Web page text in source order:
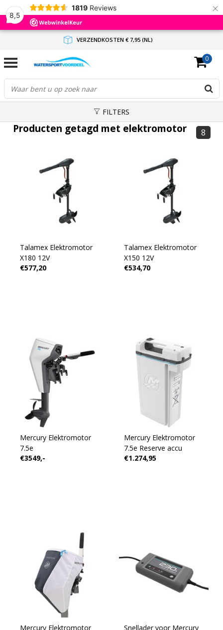
8,5
1819 Reviews ×
VERZENDKOSTEN € 7,95 (NL)
GRATIS VERZENDING(NL) VANAF € 65,-
BINNEN 1-3 WERKDAGEN ANTWOORD
0
FILTERS
Producten getagd met elektromotor 8
Talamex Elektromotor
X180 12V
€577,20
Talamex Elektromotor
X150 12V
€534,70
Mercury Elektromotor
7.5e
€3549,-
Mercury Elektromotor
7.5e Reserve accu
€1.274,95
Mercury Elektromotor
Snellader voor Mercury